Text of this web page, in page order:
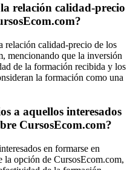
relación calidad-precio
relación calidad-precio de los
mencionando que la inversión
de la formación recibida y los
la formación como una
a aquellos interesados
CursosEcom.com?
en formarse en
la opción de CursosEcom.com,